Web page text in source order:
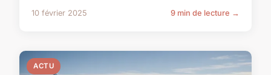
10 février 2025 9 min de lecture →
ACTU